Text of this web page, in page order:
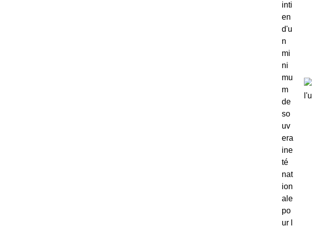
inti
en
d'u
n
mi
ni
mu
m
de
so
uv
era
ine
té
nat
ion
ale
po
ur l